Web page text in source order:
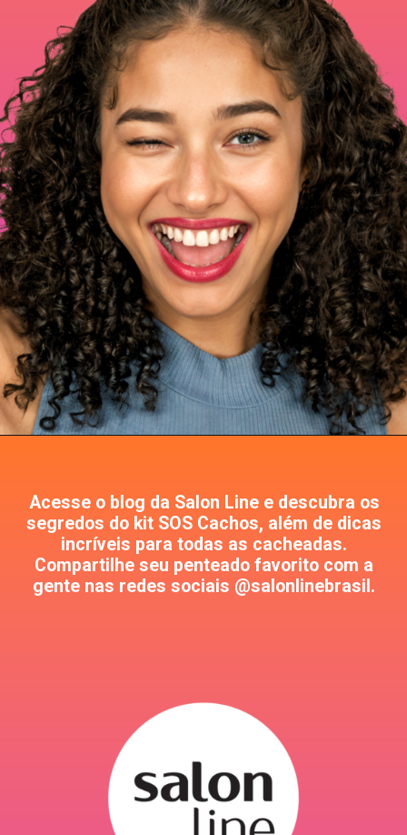
Acesse o blog da Salon Line e descubra os
segredos do kit SOS Cachos, além de dicas
incríveis para todas as cacheadas.
Compartilhe seu penteado favorito com a
gente nas redes sociais @salonlinebrasil.